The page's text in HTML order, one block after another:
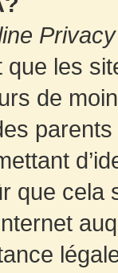
les
de
parents
que